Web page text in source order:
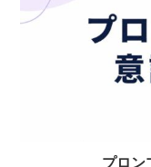
プロン